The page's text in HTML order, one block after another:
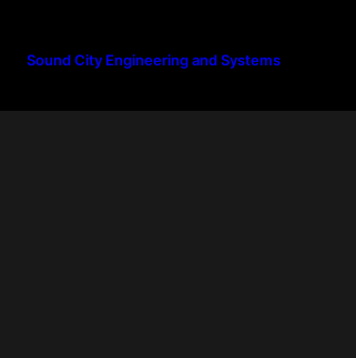
Sound City Engineering and Systems